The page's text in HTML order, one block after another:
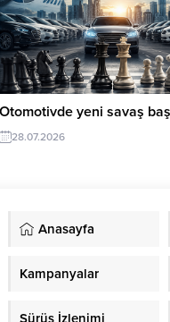
Otomotivde yeni savaş
28.07.2026
Anasayfa
Kampanyalar
Sürüş İzlenimi